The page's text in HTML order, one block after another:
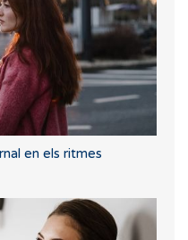
en els ritmes